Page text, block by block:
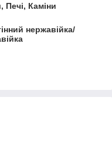
Печі, Каміни
нержавійка/